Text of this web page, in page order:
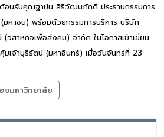
ต้อนรับคุณฐาปน สิริวัฒนภักดี ประธานกรรมการ
มหาชน) พร้อมด้วยกรรมการบริหาร บริษัท
(วิสาหกิจเพื่อสังคม) จำกัด ในโอกาสเข้าเยี่ยม
เจ้าบุรีรัตน์ (มหาอินทร์) เมื่อวันจันทร์ที่ 23
งมหาวิทยาลัย